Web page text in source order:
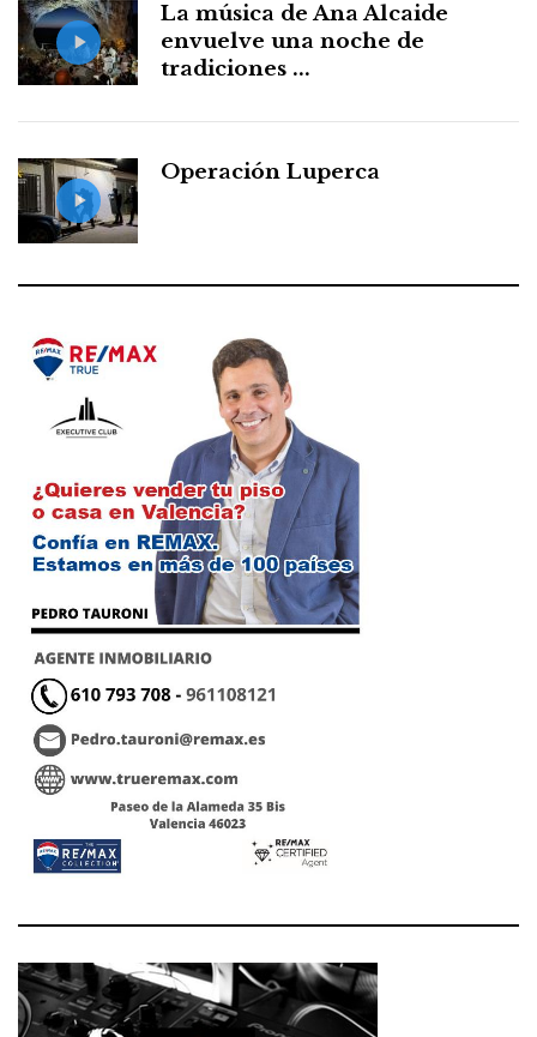
La música de Ana Alcaide
envuelve una noche de
tradiciones ...
Operación Luperca